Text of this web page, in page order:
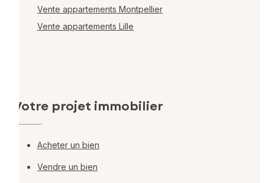
Vente appartements Montpellier
Vente appartements Lille
Votre projet immobilier
Acheter un bien
Vendre un bien